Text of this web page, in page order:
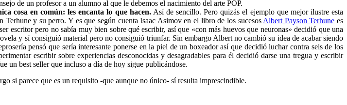
de un profesor a un alumno al que le debemos el nacimiento del arte POP.
cosa en común: les encanta lo que hacen.Así de sencillo. Pero quizás el ejemplo que mejor ilustre esta
Terhune y su perro. Y es que según cuenta Isaac Asimov en el libro de los sucesos Albert Payson Terhune es
escritor pero no sabía muy bien sobre qué escribir, así que «con más huevos que neuronas» decidió que una
y sí consiguió material pero no consiguió triunfar. Sin embargo Albert no cambió su idea de acabar siendo
pensó que sería interesante ponerse en la piel de un boxeador así que decidió luchar contra seis de los
escribir sobre experiencias desconocidas y desagradables para él decidió darse una tregua y escribir
un best seller que incluso a día de hoy sigue publicándose.
si parece que es un requisito -que aunque no único- sí resulta imprescindible.